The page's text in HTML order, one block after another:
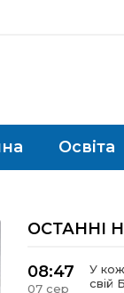
Освіта
ОСТАННІ
08:47
07 сер
У
свій